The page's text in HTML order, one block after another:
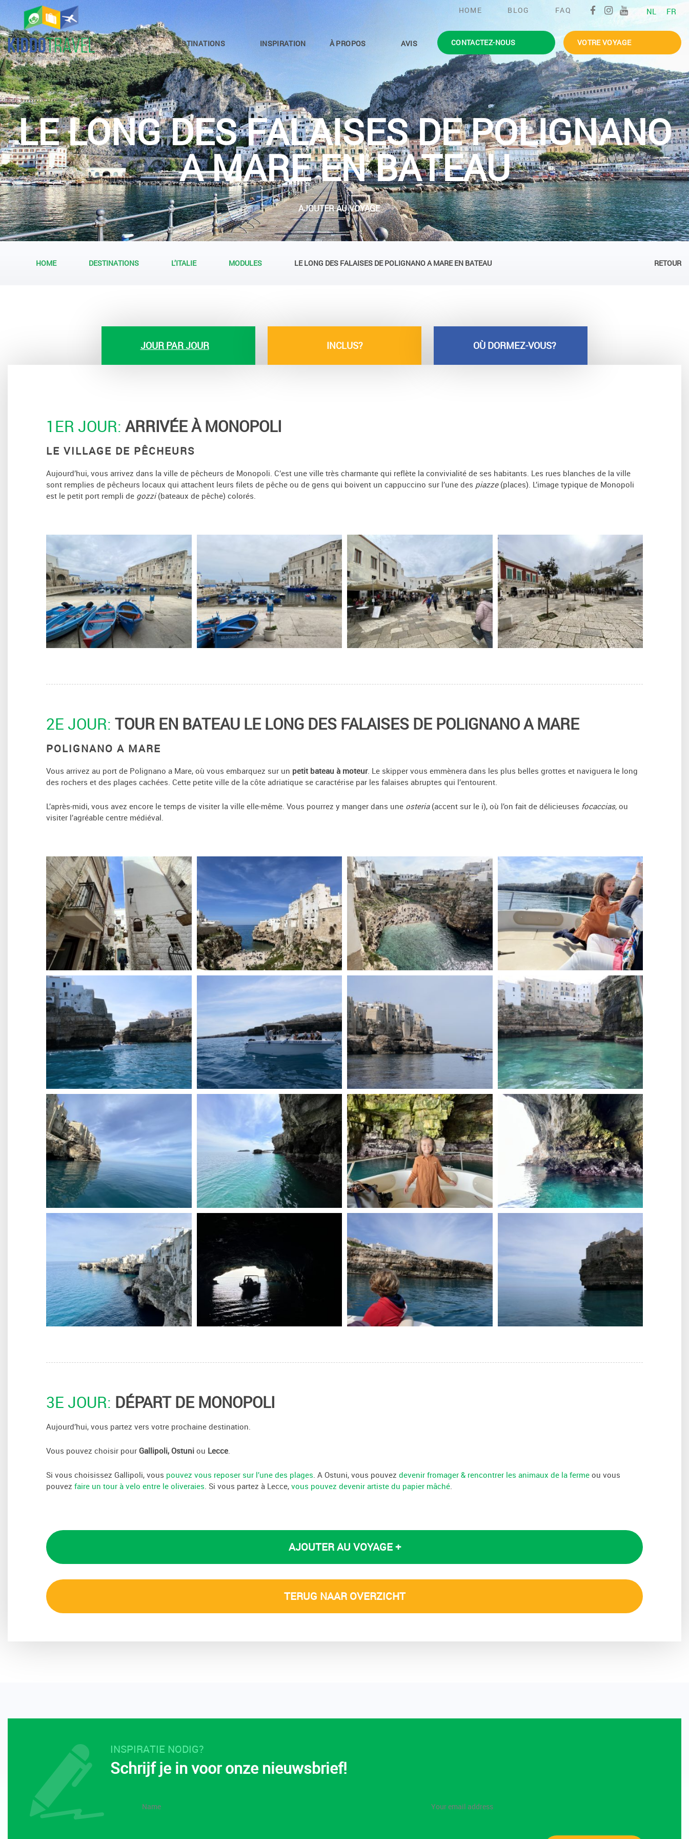
HOME BLOG FAQ NL FR
DESTINATIONS INSPIRATION À PROPOS AVIS CONTACTEZ-NOUS VOTRE VOYAGE
LE LONG DES FALAISES DE POLIGNANO
A MARE EN BATEAU
AJOUTER AU VOYAGE
HOME DESTINATIONS L’ITALIE MODULES LE LONG DES FALAISES DE POLIGNANO A MARE EN BATEAU RETOUR
JOUR PAR JOUR INCLUS? OÙ DORMEZ-VOUS?
1ER JOUR: ARRIVÉE À MONOPOLI
LE VILLAGE DE PÊCHEURS
Aujourd’hui, vous arrivez dans la ville de pêcheurs de Monopoli. C’est une ville très charmante qui reflète la convivialité de ses habitants. Les rues blanches de la ville
sont remplies de pêcheurs locaux qui attachent leurs filets de pêche ou de gens qui boivent un cappuccino sur l’une des piazze(places). L’image typique de Monopoli
est le petit port rempli de gozzi(bateaux de pêche) colorés.
2E JOUR: TOUR EN BATEAU LE LONG DES FALAISES DE POLIGNANO A MARE
POLIGNANO A MARE
Vous arrivez au port de Polignano a Mare, où vous embarquez sur un petit bateau à moteur. Le skipper vous emmènera dans les plus belles grottes et naviguera le long
des rochers et des plages cachées. Cette petite ville de la côte adriatique se caractérise par les falaises abruptes qui l’entourent.
L’après-midi, vous avez encore le temps de visiter la ville elle-même. Vous pourrez y manger dans une osteria(accent sur le i), où l’on fait de délicieuses focaccias, ou
visiter l’agréable centre médiéval.
3E JOUR: DÉPART DE MONOPOLI
Aujourd’hui, vous partez vers votre prochaine destination.
Vous pouvez choisir pour Gallipoli, Ostuni ou Lecce.
Si vous choisissez Gallipoli, vous pouvez vous reposer sur l’une des plages. A Ostuni, vous pouvez devenir fromager & rencontrer les animaux de la ferme ou vous
pouvez faire un tour à velo entre le oliveraies. Si vous partez à Lecce, vous pouvez devenir artiste du papier mâché.
AJOUTER AU VOYAGE +
TERUG NAAR OVERZICHT
INSPIRATIE NODIG?
Schrijf je in voor onze nieuwsbrief!